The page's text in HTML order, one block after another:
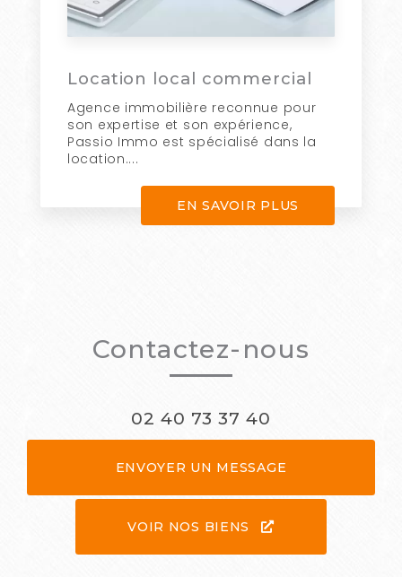
Location local commercial
Agence immobilière reconnue pour
son expertise et son expérience,
Passio Immo est spécialisé dans la
location....
EN SAVOIR PLUS
Contactez-nous
02 40 73 37 40
ENVOYER UN MESSAGE
VOIR NOS BIENS